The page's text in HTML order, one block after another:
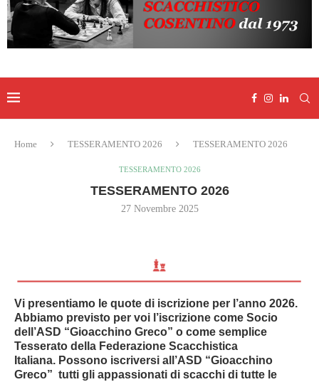
Home TESSERAMENTO 2026 TESSERAMENTO 2026
TESSERAMENTO 2026
TESSERAMENTO 2026
27 Novembre 2025
Vi presentiamo le quote di iscrizione per l’anno 2026.
Abbiamo previsto per voi l’iscrizione come Socio
dell’ASD “Gioacchino Greco” o come semplice
Tesserato della Federazione Scacchistica
Italiana. Possono iscriversi all’ASD “Gioacchino
Greco” tutti gli appassionati di scacchi di tutte le